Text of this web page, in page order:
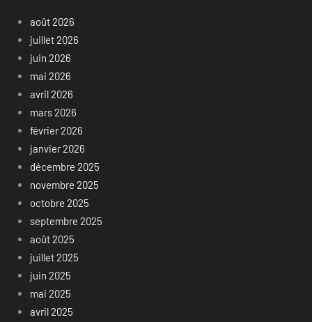
août 2026
juillet 2026
juin 2026
mai 2026
avril 2026
mars 2026
février 2026
janvier 2026
décembre 2025
novembre 2025
octobre 2025
septembre 2025
août 2025
juillet 2025
juin 2025
mai 2025
avril 2025